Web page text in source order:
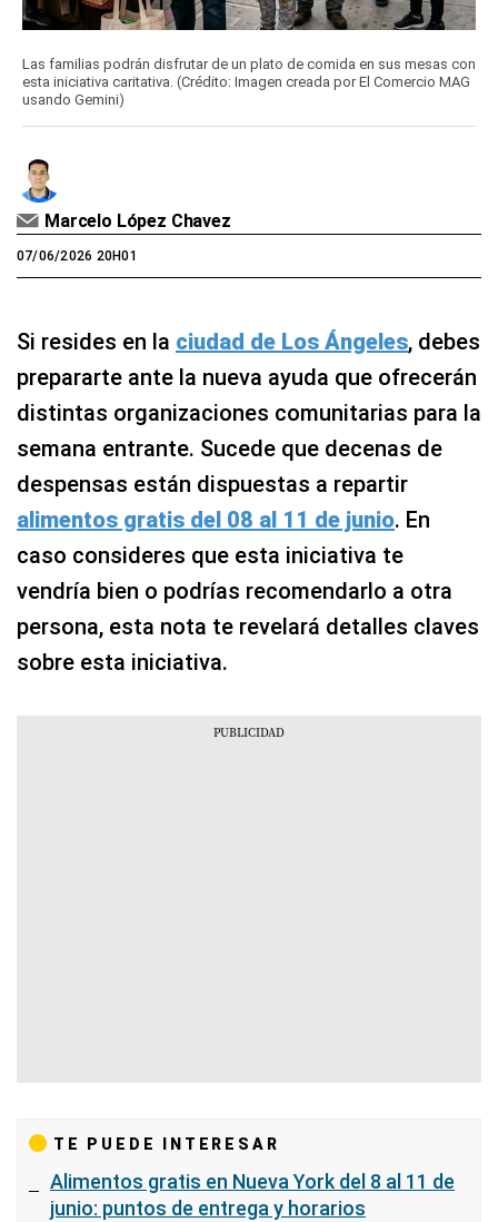
Las familias podrán disfrutar de un plato de comida en sus mesas con
esta iniciativa caritativa. (Crédito: Imagen creada por El Comercio MAG
usando Gemini)
Marcelo López Chavez
07/06/2026 20H01
Si resides en la ciudad de Los Ángeles, debes
prepararte ante la nueva ayuda que ofrecerán
distintas organizaciones comunitarias para la
semana entrante. Sucede que decenas de
despensas están dispuestas a repartir
alimentos gratis del 08 al 11 de junio. En
caso consideres que esta iniciativa te
vendría bien o podrías recomendarlo a otra
persona, esta nota te revelará detalles claves
sobre esta iniciativa.
TE PUEDE INTERESAR
Alimentos gratis en Nueva York del 8 al 11 de
junio: puntos de entrega y horarios